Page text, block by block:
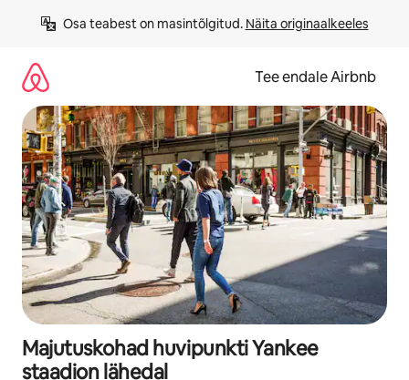
Osa teabest on masintõlgitud. Näita originaalkeeles
Tee endale Airbnb
Majutuskohad huvipunkti Yankee
staadion lähedal